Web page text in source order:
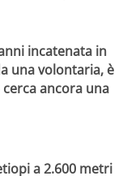
incatenata in
una volontaria, è
ancora una
a 2.600 metri